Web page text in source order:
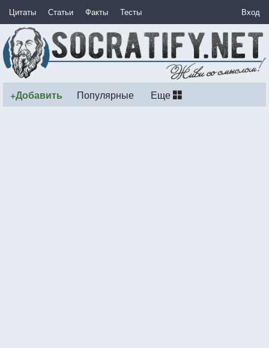
Цитаты Статьи Факты Тесты Вход
+Добавить Популярные Еще